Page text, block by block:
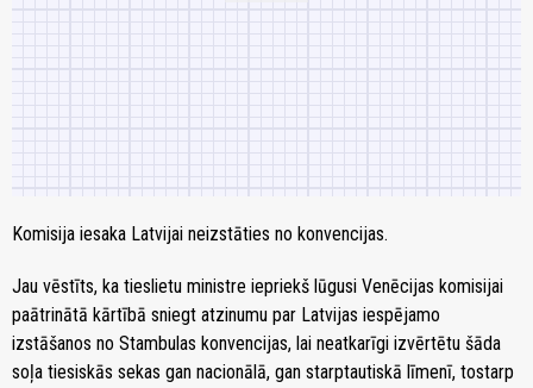
Komisija iesaka Latvijai neizstāties no konvencijas.
Jau vēstīts, ka tieslietu ministre iepriekš lūgusi Venēcijas komisijai
paātrinātā kārtībā sniegt atzinumu par Latvijas iespējamo
izstāšanos no Stambulas konvencijas, lai neatkarīgi izvērtētu šāda
soļa tiesiskās sekas gan nacionālā, gan starptautiskā līmenī, tostarp